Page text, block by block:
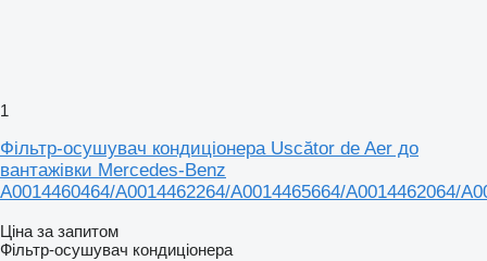
1
Фільтр-осушувач кондиціонера Uscător de Aer до
вантажівки Mercedes-Benz
A0014460464/A0014462264/A0014465664/A0014462064/
Ціна за запитом
Фільтр-осушувач кондиціонера